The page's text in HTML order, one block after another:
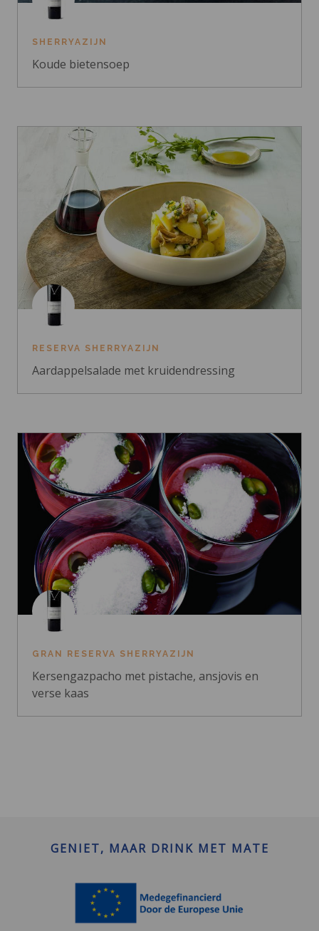
SHERRYAZIJN
Koude bietensoep
RESERVA SHERRYAZIJN
Aardappelsalade met kruidendressing
GRAN RESERVA SHERRYAZIJN
Kersengazpacho met pistache, ansjovis en
verse kaas
GENIET, MAAR DRINK MET MATE